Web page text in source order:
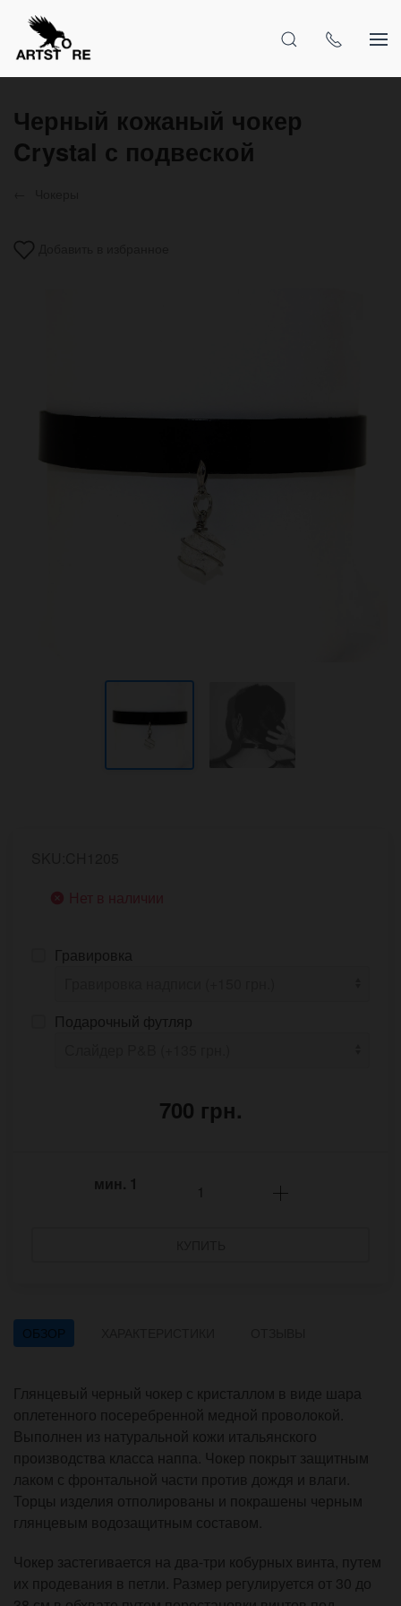
Черный кожаный чокер
Crystal с подвеской
Нет в наличии
Гравировка
Подарочный футляр
700 грн.
мин. 1
ОБЗОР
Глянцевый черный чокер с кристаллом в виде шара
оплетенного посеребренной медной проволокой.
Выполнен из натуральной кожи итальянского
производства класса наппа. Чокер покрыт защитным
лаком с фронтальной части против дождя и влаги.
Торцы изделия отполированы и покрашены черным
глянцевым водозащитным составом.
Чокер застегивается на два-три кобурных винта, путем
их продевания в петли. Размер регулируется от 30 до